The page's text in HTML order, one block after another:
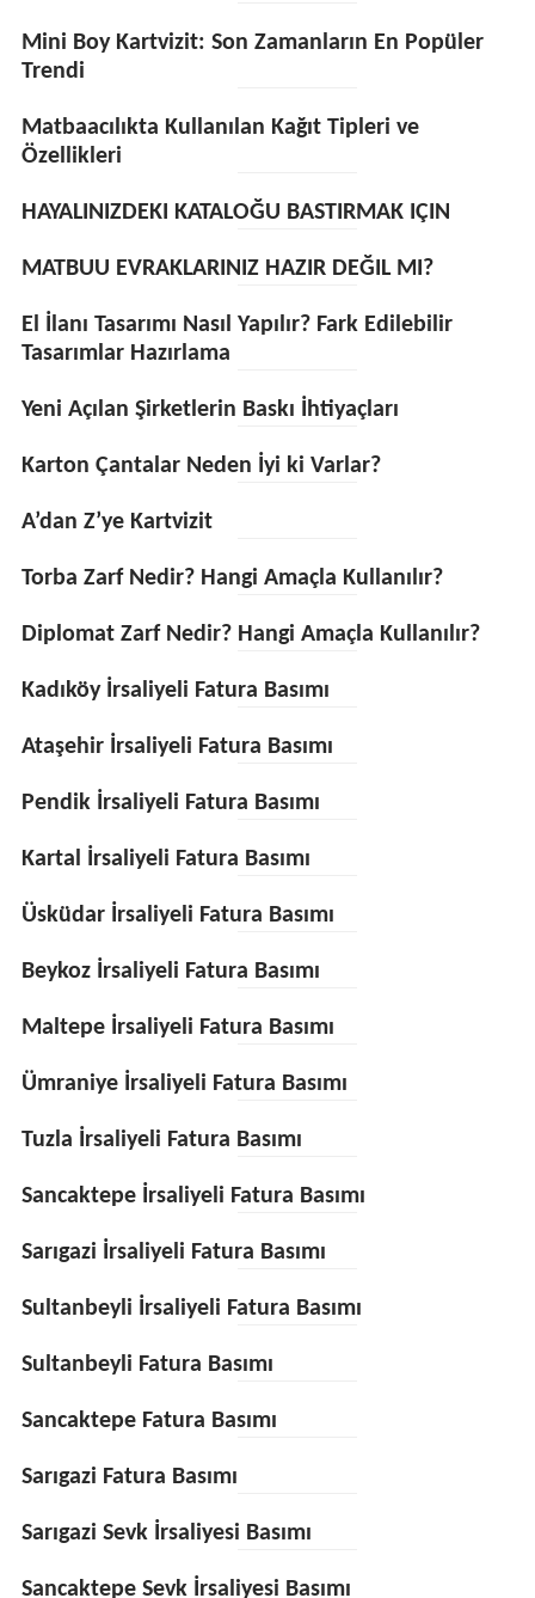
Mini Boy Kartvizit: Son Zamanların En Popüler
Trendi
Matbaacılıkta Kullanılan Kağıt Tipleri ve
Özellikleri
HAYALINIZDEKI KATALOĞU BASTIRMAK IÇIN
MATBUU EVRAKLARINIZ HAZIR DEĞIL MI?
El İlanı Tasarımı Nasıl Yapılır? Fark Edilebilir
Tasarımlar Hazırlama
Yeni Açılan Şirketlerin Baskı İhtiyaçları
Karton Çantalar Neden İyi ki Varlar?
A’dan Z’ye Kartvizit
Torba Zarf Nedir? Hangi Amaçla Kullanılır?
Diplomat Zarf Nedir? Hangi Amaçla Kullanılır?
Kadıköy İrsaliyeli Fatura Basımı
Ataşehir İrsaliyeli Fatura Basımı
Pendik İrsaliyeli Fatura Basımı
Kartal İrsaliyeli Fatura Basımı
Üsküdar İrsaliyeli Fatura Basımı
Beykoz İrsaliyeli Fatura Basımı
Maltepe İrsaliyeli Fatura Basımı
Ümraniye İrsaliyeli Fatura Basımı
Tuzla İrsaliyeli Fatura Basımı
Sancaktepe İrsaliyeli Fatura Basımı
Sarıgazi İrsaliyeli Fatura Basımı
Sultanbeyli İrsaliyeli Fatura Basımı
Sultanbeyli Fatura Basımı
Sancaktepe Fatura Basımı
Sarıgazi Fatura Basımı
Sarıgazi Sevk İrsaliyesi Basımı
Sancaktepe Sevk İrsaliyesi Basımı